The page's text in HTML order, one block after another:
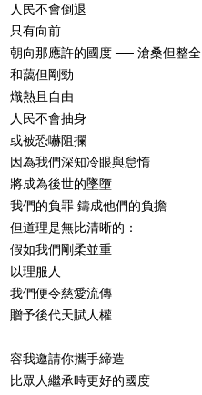
人民不會倒退
只有向前
朝向那應許的國度 ── 滄桑但整全
和藹但剛勁
熾熱且自由
人民不會抽身
或被恐嚇阻攔
因為我們深知冷眼與怠惰
將成為後世的墜墮
我們的負罪 鑄成他們的負擔
但道理是無比清晰的：
假如我們剛柔並重
以理服人
我們便令慈愛流傳
贈予後代天賦人權
容我邀請你攜手締造
比眾人繼承時更好的國度